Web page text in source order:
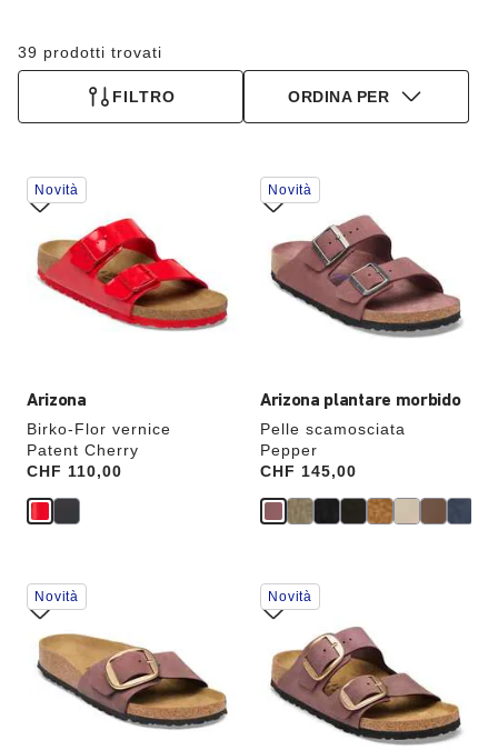
39 prodotti trovati
FILTRO ORDINA PER
Arizona
Birko-Flor vernice
Patent Cherry
Price:
CHF 110,00
Interagendo
con
anteprime
dei
colori,
l’immagine
Novità
Arizona plantare morbido
Pelle scamosciata
Pepper
Price:
CHF 145,00
Interagendo
con
anteprime
dei
colori,
l’immagine
Novità
Interagendo
con
anteprime
dei
colori,
l’immagine
Novità
Interagendo
con
anteprime
dei
colori,
l’immagine
Novità